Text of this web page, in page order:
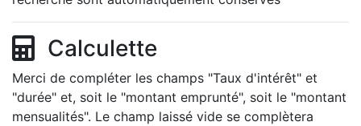
Calculette
Merci de compléter les champs "Taux d'intérêt" et
"durée" et, soit le "montant emprunté", soit le "montant
mensualités". Le champ laissé vide se complètera